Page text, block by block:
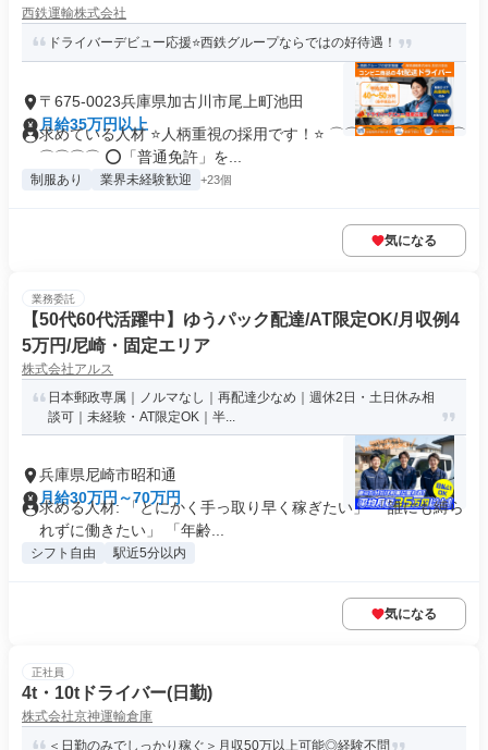
西鉄運輸株式会社
ドライバーデビュー応援⭐西鉄グループならではの好待遇！
〒675-0023兵庫県加古川市尾上町池田
月給35万円以上
求めている人材 ⭐人柄重視の採用です！⭐ ⌒⌒⌒⌒⌒⌒⌒⌒⌒
⌒⌒⌒⌒ ⭕「普通免許」を...
制服あり 業界未経験歓迎 +23個
気になる
業務委託
【50代60代活躍中】ゆうパック配達/AT限定OK/月収例4
5万円/尼崎・固定エリア
株式会社アルス
日本郵政専属｜ノルマなし｜再配達少なめ｜週休2日・土日休み相
談可｜未経験・AT限定OK｜半...
兵庫県尼崎市昭和通
月給30万円～70万円
求める人材: 「とにかく手っ取り早く稼ぎたい」 「誰にも縛ら
れずに働きたい」 「年齢...
シフト自由 駅近5分以内
気になる
正社員
4t・10tドライバー(日勤)
株式会社京神運輸倉庫
＜日勤のみでしっかり稼ぐ＞月収50万以上可能◎経験不問